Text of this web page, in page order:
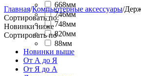
668мм
746мм
748мм
820мм
88мм
Главная/Компьютерные аксессуары/
Сортировать по:
Новинки ниже
Сортировать по
Новинки выше
От А до Я
От Я до А